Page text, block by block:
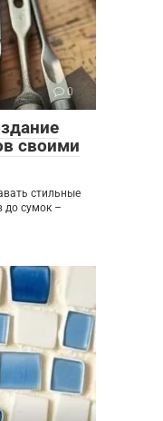
0
своими
стильные
до сумок –